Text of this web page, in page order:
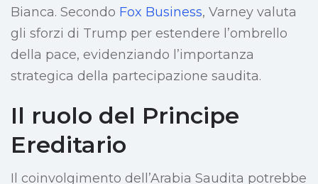
Bianca. Secondo Fox Business, Varney valuta
gli sforzi di Trump per estendere l’ombrello
della pace, evidenziando l’importanza
strategica della partecipazione saudita.
Il ruolo del Principe
Ereditario
Il coinvolgimento dell’Arabia Saudita potrebbe